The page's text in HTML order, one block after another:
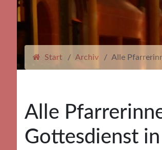
Start Archiv Alle
Alle
Gottesdienst